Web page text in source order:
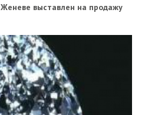
выставлен на продажу